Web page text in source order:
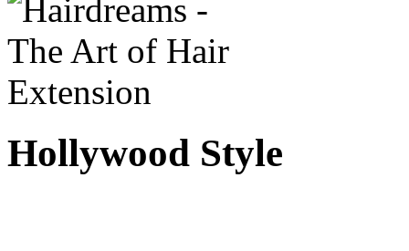
Hollywood Style